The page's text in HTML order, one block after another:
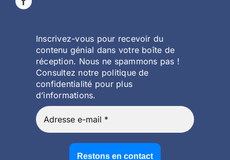
Inscrivez-vous pour recevoir du
contenu génial dans votre boîte de
réception. Nous ne spammons pas !
Consultez notre politique de
confidentialité pour plus
d’informations.